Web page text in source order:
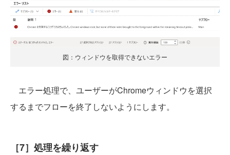
図：ウィンドウを取得できないエラー
エラー処理で、ユーザーがChromeウィンドウを選択
するまでフローを終了しないようにします。
［7］処理を繰り返す